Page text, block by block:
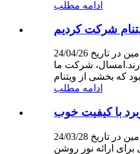
ادامه مطلب
تاریخ 24/04/26
شرکت ما
ادامه مطلب
با کیفیت خوب
تاریخ 24/03/28
ارائه نور روشن